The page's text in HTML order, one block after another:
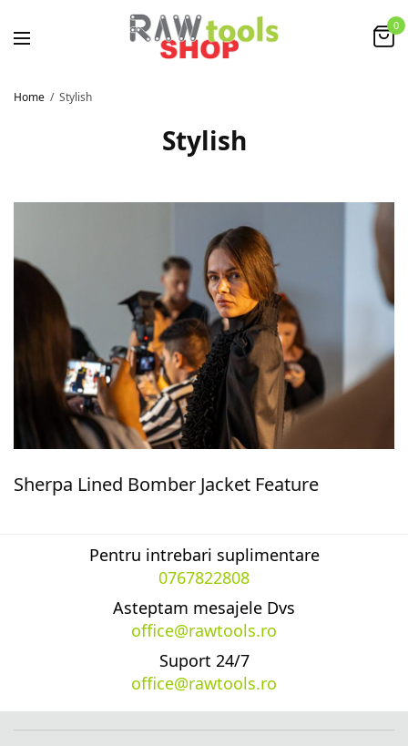
0
Home Stylish
Stylish
Sherpa Lined Bomber Jacket Feature
Pentru intrebari suplimentare
0767822808
Asteptam mesajele Dvs
office@rawtools.ro
Suport 24/7
office@rawtools.ro